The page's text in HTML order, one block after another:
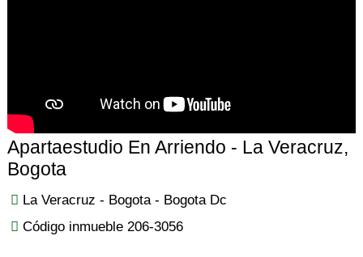
Apartaestudio En Arriendo - La Veracruz,
Bogota
La Veracruz - Bogota - Bogota Dc
Código inmueble 206-3056